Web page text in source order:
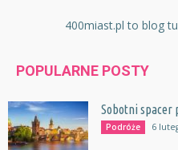
400miast.pl to blog
POPULARNE POSTY
Sobotni spacer
Podróże 6